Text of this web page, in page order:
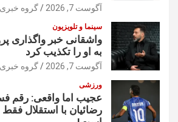
آگوست 7, 2026 گروه خبری
سینما و تلویزیون
به او را تکذیب کرد
آگوست 7, 2026 گروه خبری
ورزشی
عجیب اما واقعی: رقم